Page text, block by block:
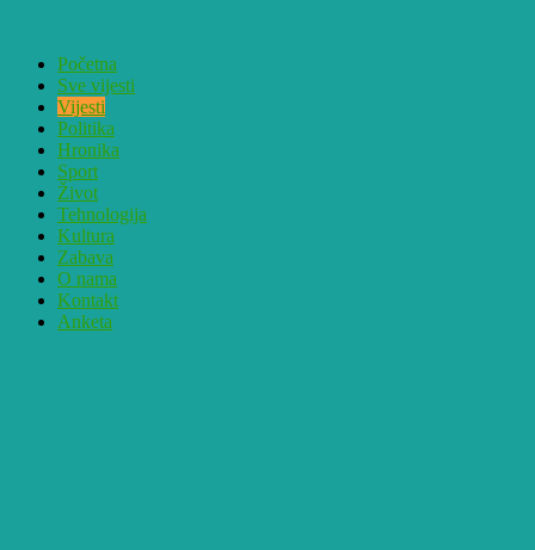
Početna
Sve vijesti
Vijesti
Politika
Hronika
Sport
Život
Tehnologija
Kultura
Zabava
O nama
Kontakt
Anketa